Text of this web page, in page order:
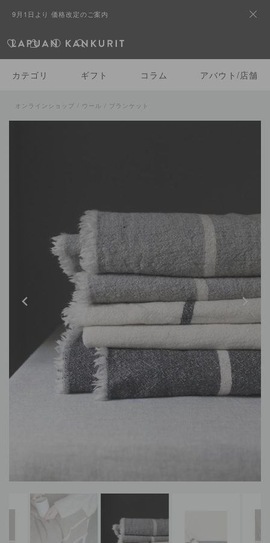
9月1日より 価格改定のご案内
カテゴリ ギフト コラム アバウト/店舗
オンラインショップ / ウール / ブランケット